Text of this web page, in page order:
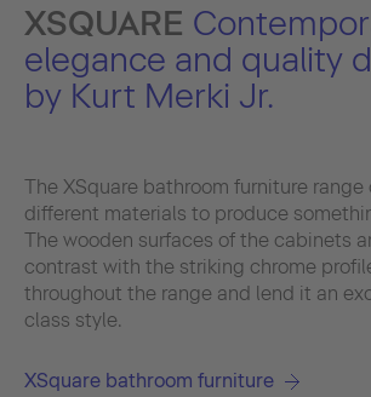
XSQUARE
elegance and quality
by Kurt Merki Jr.
The XSquare bathroom furniture range
different materials to produce
The wooden surfaces of the cabinets
contrast with the striking chrome
throughout the range and lend it an
class style.
XSquare bathroom furniture